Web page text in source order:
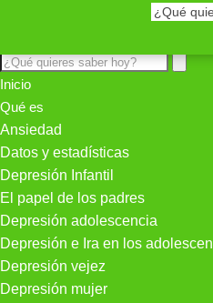
Inicio
Qué es
Ansiedad
Datos y estadísticas
Depresión Infantil
El papel de los padres
Depresión adolescencia
Depresión e Ira en los
Depresión vejez
Depresión mujer